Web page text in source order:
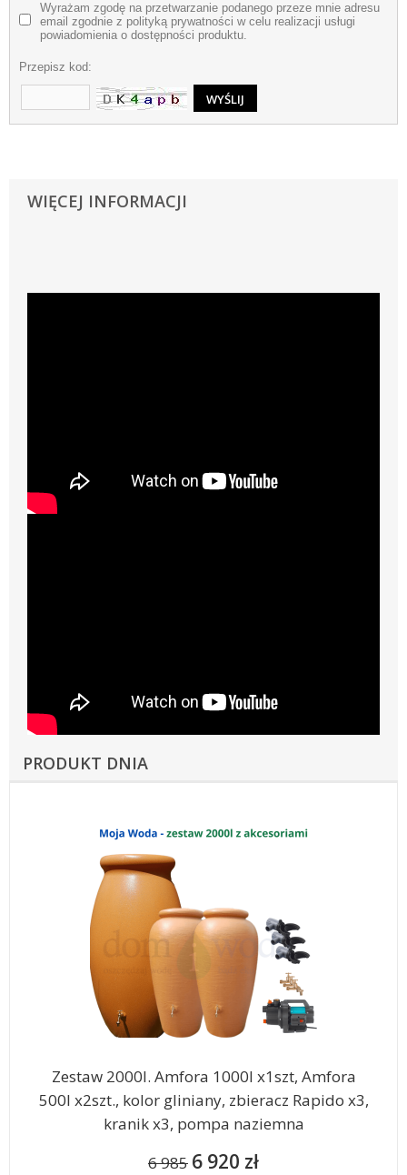
Wyrażam zgodę na przetwarzanie podanego przeze mnie adresu
email zgodnie z polityką prywatności w celu realizacji usługi
powiadomienia o dostępności produktu.
Przepisz kod:
WIĘCEJ INFORMACJI
PRODUKT DNIA
Zestaw 2000l. Amfora 1000l x1szt, Amfora
500l x2szt., kolor gliniany, zbieracz Rapido x3,
kranik x3, pompa naziemna
6 985 6 920 zł